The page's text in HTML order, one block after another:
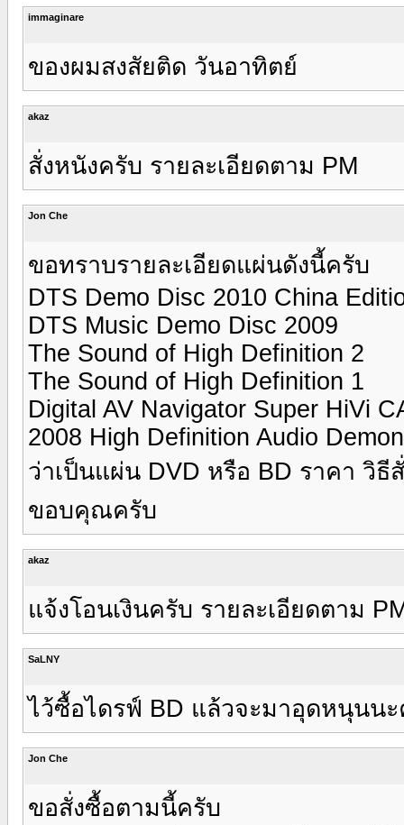
immaginare
ของผมสงสัยติด วันอาทิตย์
akaz
สั่งหนังครับ รายละเอียดตาม PM
Jon Che
ขอทราบรายละเอียดแผ่นดังนี้ครับ
DTS Demo Disc 2010 China
DTS Music Demo Disc 2009
The Sound of High Definition 2
The Sound of High Definition 1
Digital AV Navigator Super HiVi
2008 High Definition Audio
ว่าเป็นแผ่น DVD หรือ BD ราคา วิธี
ขอบคุณครับ
akaz
แจ้งโอนเงินครับ รายละเอียดตาม
SaLNY
ไว้ซื้อไดรฟ์ BD แล้วจะมาอุดหนุนนะ
Jon Che
ขอสั่งซื้อตามนี้ครับ